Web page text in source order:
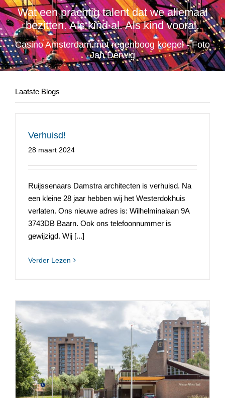
Wat een prachtig talent dat we allemaal
bezitten. Als kind al. Als kind vooral.
Casino Amsterdam met regenboog koepel - Foto
Jan Derwig
Laatste Blogs
Verhuisd!
28 maart 2024
Ruijssenaars Damstra architecten is verhuisd. Na
een kleine 28 jaar hebben wij het Westerdokhuis
verlaten. Ons nieuwe adres is: Wilhelminalaan 9A
3743DB Baarn. Ook ons telefoonnummer is
gewijzigd. Wij [...]
Verder Lezen
Capelle aan de IJssel, Nieuwe Westerkerk